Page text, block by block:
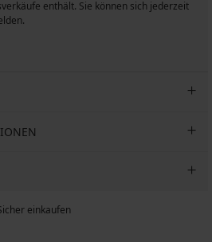
enthält. Sie können sich jederzeit
einkaufen